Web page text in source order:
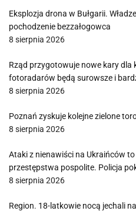
Eksplozja drona w Bułgarii.
pochodzenie bezzałogowca
8 sierpnia 2026
Rząd przygotowuje nowe kary dla
fotoradarów będą surowsze i
8 sierpnia 2026
Poznań zyskuje kolejne zielone
8 sierpnia 2026
Ataki z nienawiści na Ukraińców
przestępstwa pospolite. Policja
8 sierpnia 2026
Region. 18-latkowie nocą jechali